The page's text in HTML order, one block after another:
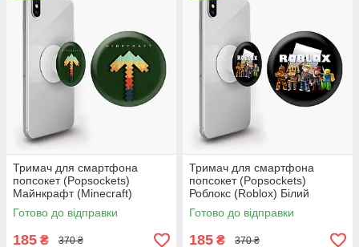
Тримач для смартфона
попсокет (Popsockets)
Майнкрафт (Minecraft)
Готово до відправки
185 ₴ 370 ₴
Тримач для смартфона
попсокет (Popsockets)
Роблокс (Roblox) Білий
Готово до відправки
185 ₴ 370 ₴